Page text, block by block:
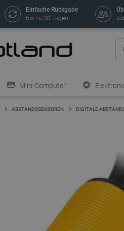
Einfache Rückgabe
bis zu 30 Tagen
Mini-Computer
ABSTANDSSENSOREN DIGITALE